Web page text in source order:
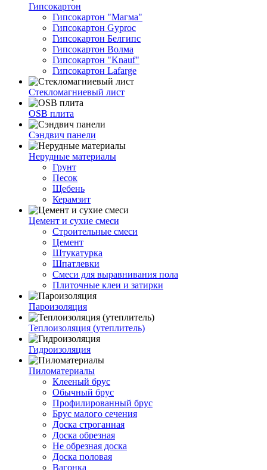
Гипсокартон
Гипсокартон "Магма"
Гипсокартон Gyproc
Гипсокартон Белгипс
Гипсокартон Волма
Гипсокартон "Knauf"
Гипсокартон Lafarge
Стекломагниевый лист
OSB плита
Сэндвич панели
Нерудные материалы
Грунт
Песок
Щебень
Керамзит
Цемент и сухие смеси
Строительные смеси
Цемент
Штукатурка
Шпатлевки
Смеси для выравнивания пола
Плиточные клеи и затирки
Пароизоляция
Теплоизоляция (утеплитель)
Гидроизоляция
Пиломатериалы
Клееный брус
Обычный брус
Профилированный брус
Брус малого сечения
Доска строганная
Доска обрезная
Не обрезная доска
Доска половая
Вагонка